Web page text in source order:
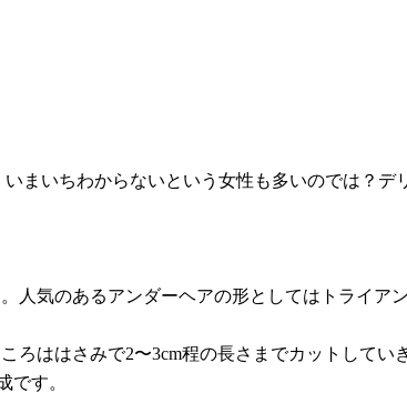
まいちわからないという女性も多いのでは？デ
人気のあるアンダーヘアの形としてはトライア
ははさみで2〜3cm程の長さまでカットしてい
です。